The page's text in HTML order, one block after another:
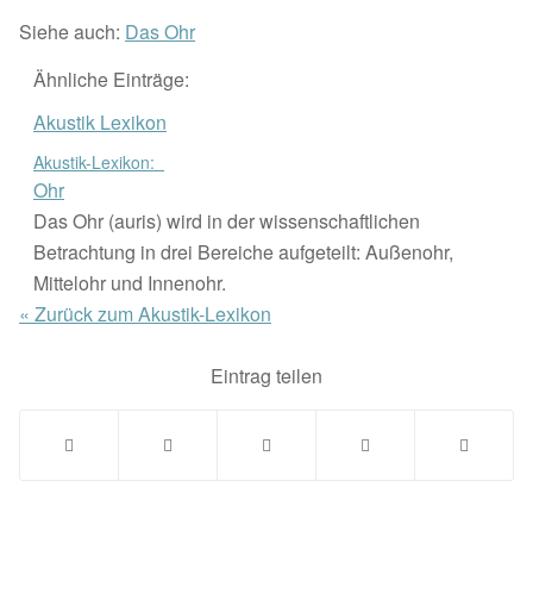
Siehe auch: Das Ohr
Ähnliche Einträge:
Akustik Lexikon
Akustik-Lexikon:
Ohr
Das Ohr (auris) wird in der wissenschaftlichen
Betrachtung in drei Bereiche aufgeteilt: Außenohr,
Mittelohr und Innenohr.
« Zurück zum Akustik-Lexikon
Eintrag teilen